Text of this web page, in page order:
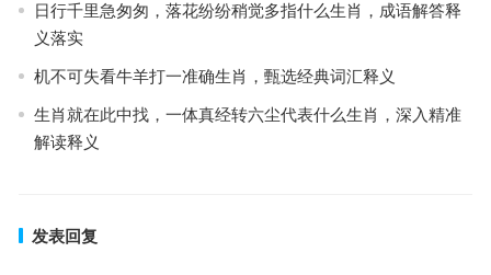
日行千里急匆匆，落花纷纷稍觉多指什么生肖，成语解答释
义落实
机不可失看牛羊打一准确生肖，甄选经典词汇释义
生肖就在此中找，一体真经转六尘代表什么生肖，深入精准
解读释义
发表回复